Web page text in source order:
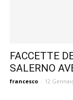
FACCETTE
SALERNO
francesco - 12